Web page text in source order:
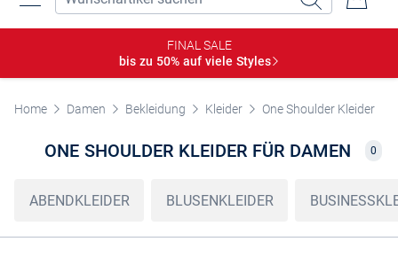
FINAL SALE
bis zu 50% auf viele Styles
Home Damen Bekleidung Kleider One Shoulder Kleider
ONE SHOULDER KLEIDER FÜR DAMEN 0
ABENDKLEIDER BLUSENKLEIDER